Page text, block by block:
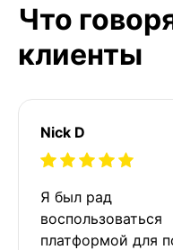
Что
клиенты
Nick D
Я был рад
воспользоваться
платформой для